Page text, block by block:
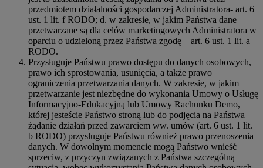
przedmiotem działalności gospodarczej Administratora- art. 6
ust. 1 lit. f RODO; d. w zakresie, w jakim Państwa dane
przetwarzane są dla celów marketingowych Administratora w
oparciu o udzieloną przez Państwa zgodę – art. 6 ust. 1 lit. a
RODO.
Przysługuje Państwu prawo dostępu do danych osobowych,
prawo ich sprostowania, usunięcia, a także prawo
ograniczenia przetwarzania danych. W zakresie, w jakim
przetwarzanie jest niezbędne do wykonania Umowy o Usługę
Informacyjno-Edukacyjną lub Umowy Rachunku Demo,
której jesteście Państwo stroną lub do podjęcia na Państwa
żądanie działań przed zawarciem ww. umów (art. 6 ust. 1 lit.
b RODO) przysługuje Państwu również prawo przenoszenia
danych. W dowolnym momencie mogą Państwo wnieść
sprzeciw, z przyczyn związanych z Państwa szczególną